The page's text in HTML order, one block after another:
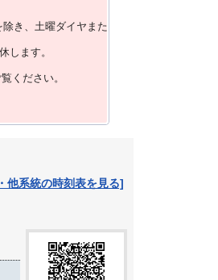
き、⼟曜ダイヤまた
します。
ください。
他系統の時刻表を見る]